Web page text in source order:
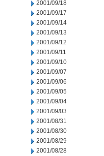
2001/09/18
2001/09/17
2001/09/14
2001/09/13
2001/09/12
2001/09/11
2001/09/10
2001/09/07
2001/09/06
2001/09/05
2001/09/04
2001/09/03
2001/08/31
2001/08/30
2001/08/29
2001/08/28